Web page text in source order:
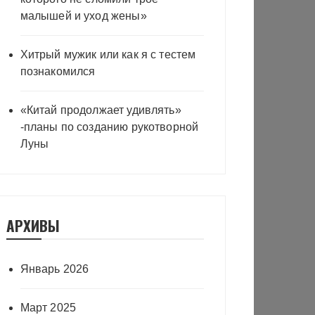
малышей и уход жены»
Хитрый мужик или как я с тестем
познакомился
«Китай продолжает удивлять»
-планы по созданию рукотворной
Луны
АРХИВЫ
Январь 2026
Март 2025